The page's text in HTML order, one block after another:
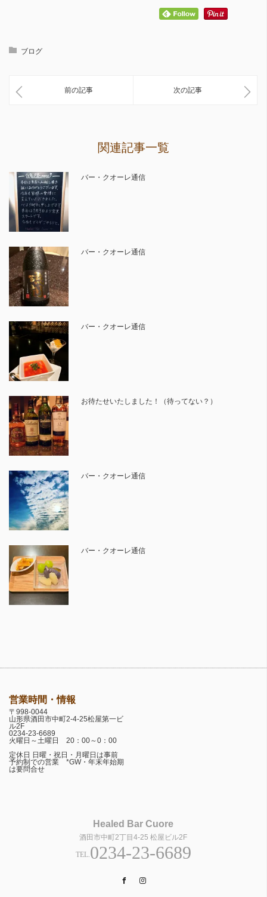
ブログ
前の記事 次の記事
関連記事一覧
バー・クオーレ通信
バー・クオーレ通信
バー・クオーレ通信
お待たせいたしました！（待ってない？）
バー・クオーレ通信
バー・クオーレ通信
営業時間・情報
〒998-0044
山形県酒田市中町2-4-25松屋第一ビ
ル2F
0234-23-6689
火曜日～土曜日 20：00～0：00
定休日 日曜・祝日・月曜日は事前
予約制での営業 *GW・年末年始期
は要問合せ
Healed Bar Cuore
酒田市中町2丁目4-25 松屋ビル2F
TEL.0234-23-6689
Facebook